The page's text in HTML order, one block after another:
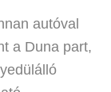
autóval
a Duna part,